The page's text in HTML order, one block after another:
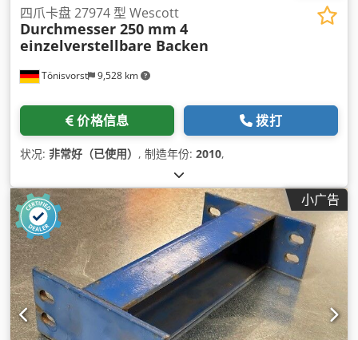
Tönisvorst 9,528 km
四爪卡盘 27974 型 Wescott
Durchmesser 250 mm 4
einzelverstellbare Backen
价格信息 拨打
状况: 非常好（已使用） , 制造年份: 2010,
小广告